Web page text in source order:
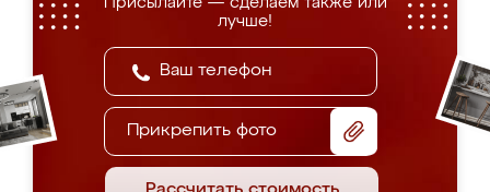
лучше!
Прикрепить фото